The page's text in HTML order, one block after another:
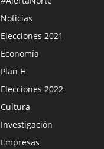
Noticias
Elecciones 2021
Economía
Plan H
Elecciones 2022
Cultura
Investigación
Empresas